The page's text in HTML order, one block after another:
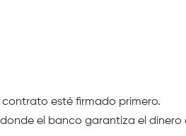
esté firmado primero.
el banco garantiza el dinero